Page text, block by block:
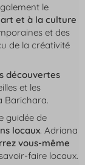
le
et à la culture
et des
de la créativité
découvertes
et les
Barichara.
guidée de
locaux. Adriana
vous-même
faire locaux.